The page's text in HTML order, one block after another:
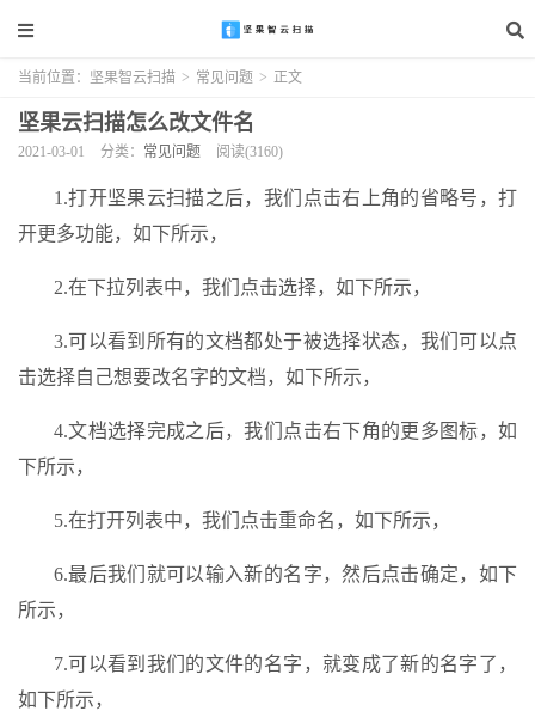
当前位置： 坚果智云扫描 > 常见问题 > 正文
坚果云扫描怎么改文件名
2021-03-01 分类： 常见问题 阅读(3160)
1.打开坚果云扫描之后，我们点击右上角的省略号，打
开更多功能，如下所示，
2.在下拉列表中，我们点击选择，如下所示，
3.可以看到所有的文档都处于被选择状态，我们可以点
击选择自己想要改名字的文档，如下所示，
4.文档选择完成之后，我们点击右下角的更多图标，如
下所示，
5.在打开列表中，我们点击重命名，如下所示，
6.最后我们就可以输入新的名字，然后点击确定，如下
所示，
7.可以看到我们的文件的名字，就变成了新的名字了，
如下所示，